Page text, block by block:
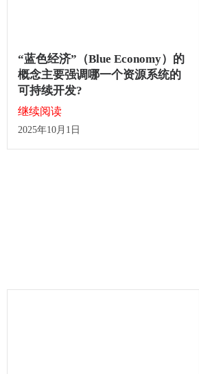
“蓝色经济”（Blue Economy）的
概念主要强调哪一个资源系统的
可持续开发?
继续阅读
2025年10月1日